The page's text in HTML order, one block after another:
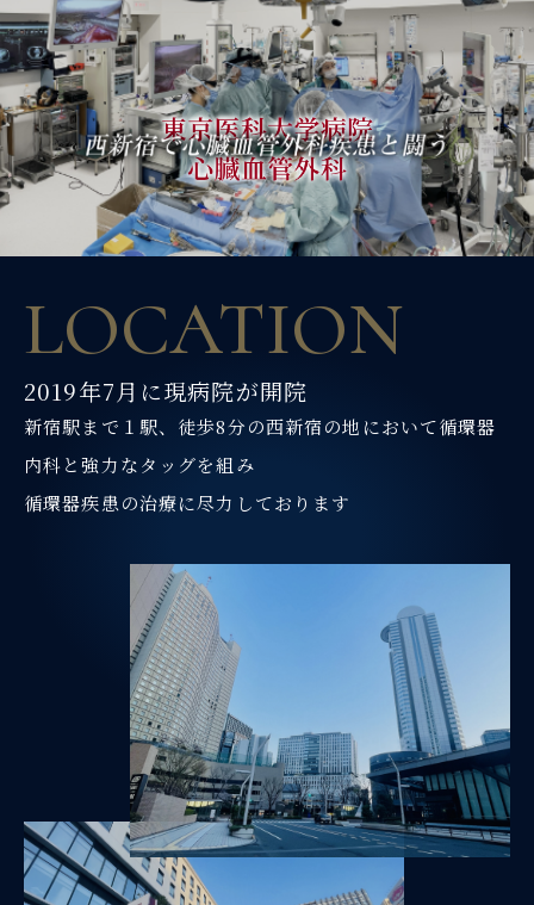
MENU
LOCATION
2019年7月に現病院が開院
新宿駅まで１駅、 徒歩8分の西新宿の地において循環器
内科と強力なタッグを組み
循環器疾患の治療に尽力しております